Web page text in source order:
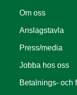
Om oss
Anslagstavla
Press/media
Jobba hos oss
Betalnings- och